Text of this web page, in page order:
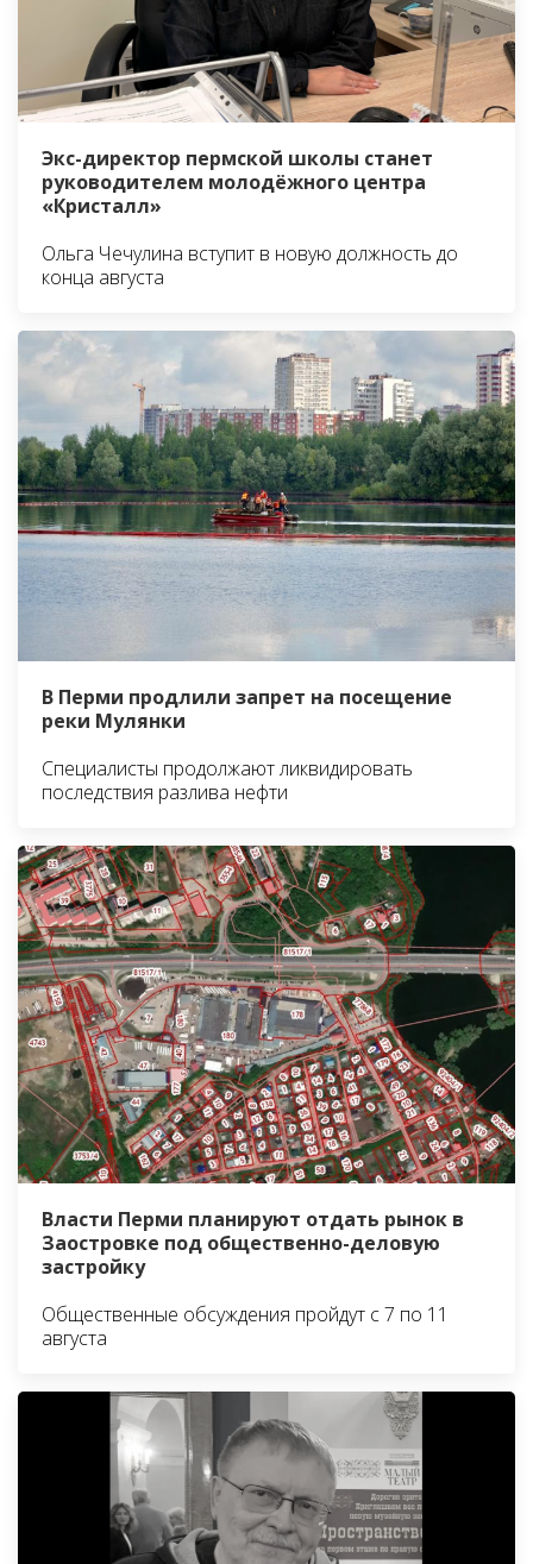
Экс-директор пермской школы станет
руководителем молодёжного центра
«Кристалл»
Ольга Чечулина вступит в новую должность до
конца августа
В Перми продлили запрет на посещение
реки Мулянки
Специалисты продолжают ликвидировать
последствия разлива нефти
Власти Перми планируют отдать рынок в
Заостровке под общественно-деловую
застройку
Общественные обсуждения пройдут с 7 по 11
августа